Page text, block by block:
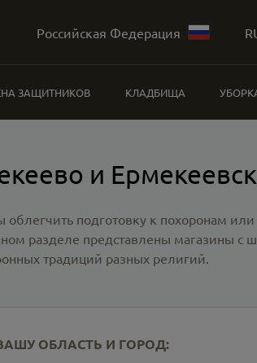
Российская Федерация
ЗАЩИТНИКОВ КЛАДБИЩА
и
подготовку к похоронам
разделе представлены магазины с
традиций разных религий.
ОБЛАСТЬ И ГОРОД: